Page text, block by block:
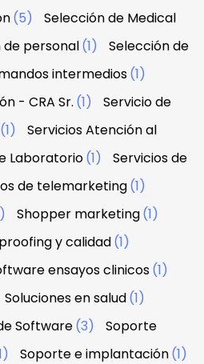
(5)
Selección de Medical
de personal(1)
Selección de
intermedios(1)
- CRA Sr. (1)
Servicio de
(1)
Servicios Atención al
Laboratorio(1)
Servicios de
de telemarketing(1)
Shopper marketing(1)
y calidad(1)
ensayos clinicos(1)
Soluciones en salud(1)
Software(3)
Soporte
Soporte e implantación(1)